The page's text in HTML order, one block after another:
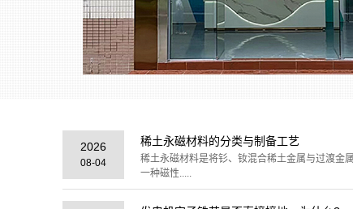
2026
08-04
稀土永磁材料的分类与制备工艺
稀土永磁材料是将钐、钕混合稀土金属与过渡金
一种磁性.....